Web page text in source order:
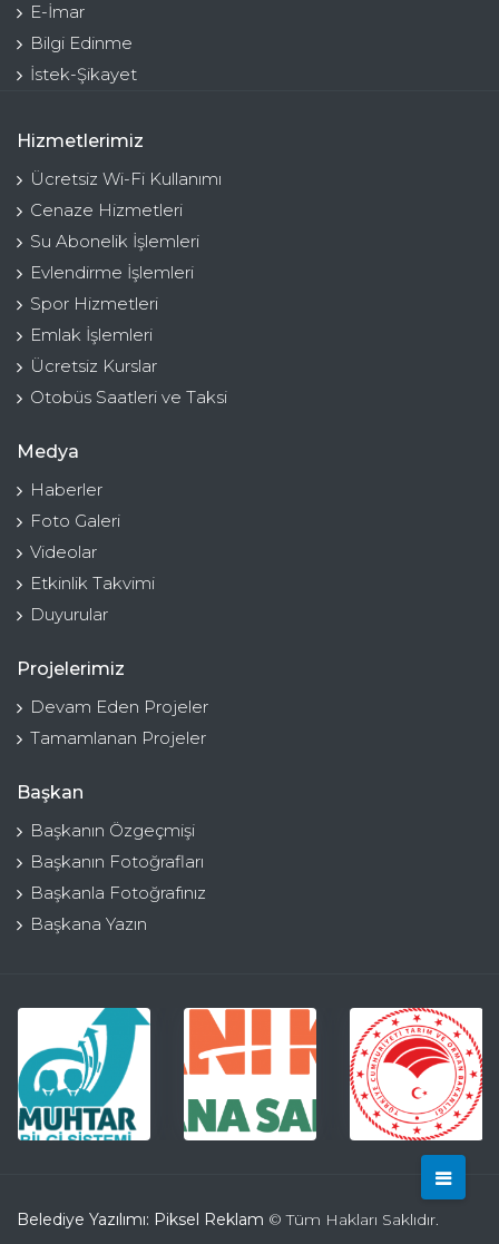
E-İmar
Bilgi Edinme
İstek-Şikayet
Hizmetlerimiz
Ücretsiz Wi-Fi Kullanımı
Cenaze Hizmetleri
Su Abonelik İşlemleri
Evlendirme İşlemleri
Spor Hizmetleri
Emlak İşlemleri
Ücretsiz Kurslar
Otobüs Saatleri ve Taksi
Medya
Haberler
Foto Galeri
Videolar
Etkinlik Takvimi
Duyurular
Projelerimiz
Devam Eden Projeler
Tamamlanan Projeler
Başkan
Başkanın Özgeçmişi
Başkanın Fotoğrafları
Başkanla Fotoğrafınız
Başkana Yazın
Belediye Yazılımı: Piksel Reklam © Tüm Hakları Saklıdır.